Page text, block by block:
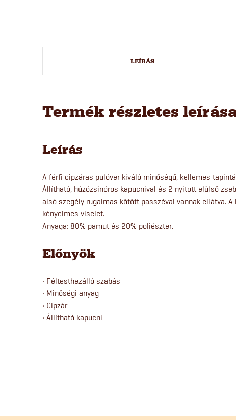
LEÍRÁS
Termék részletes
Leírás
A férfi cipzáras pulóver kiváló minőségű, kellemes
Állítható, húzózsinóros kapucnival és 2 nyitott elülső
alsó szegély rugalmas kötött passzéval vannak ellátva.
kényelmes viselet.
Anyaga: 80% pamut és 20% poliészter.
Előnyök
• Féltesthezálló szabás
• Minőségi anyag
• Cipzár
• Állítható kapucni